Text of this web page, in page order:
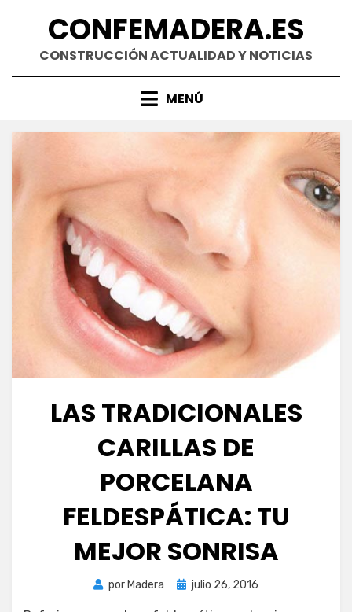
contenidoCONFEMADERA.ES
CONSTRUCCIÓN ACTUALIDAD Y NOTICIAS
MENÚ
LAS TRADICIONALES
CARILLAS DE
PORCELANA
FELDESPÁTICA: TU
MEJOR SONRISA
por Madera
Publicada
julio 26, 2016